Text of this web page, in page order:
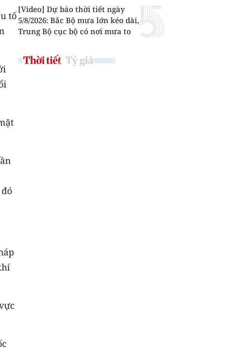
tố
[Video] Dự báo thời tiết ngày
5/8/2026: Bắc Bộ mưa lớn kéo dài,
Trung Bộ cục bộ có nơi mưa to
Thời tiết Tỷ giá